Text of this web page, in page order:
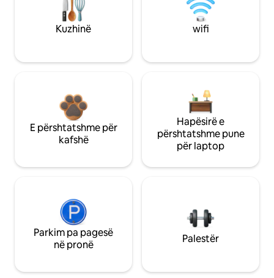
Kuzhinë wifi
E përshtatshme për
kafshë
Hapësirë e
përshtatshme pune
për laptop
Parkim pa pagesë
në pronë
Palestër